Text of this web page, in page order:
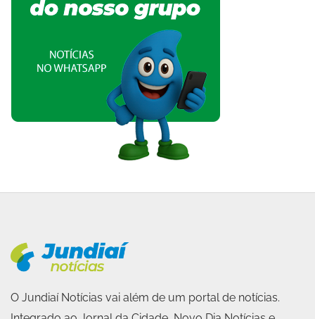
O Jundiaí Notícias vai além de um portal de notícias.